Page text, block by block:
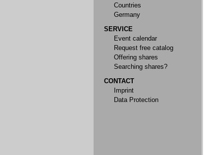
Countries
Germany
SERVICE
Event calendar
Request free catalog
Offering shares
Searching shares?
CONTACT
Imprint
Data Protection